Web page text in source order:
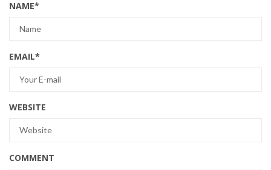
NAME*
EMAIL*
WEBSITE
COMMENT